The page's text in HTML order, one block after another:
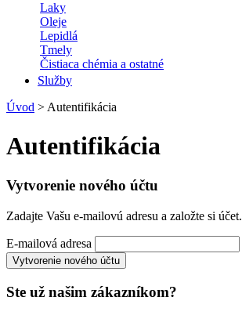
Laky
Oleje
Lepidlá
Tmely
Čistiaca chémia a ostatné
Služby
Úvod > Autentifikácia
Autentifikácia
Vytvorenie nového účtu
Zadajte Vašu e-mailovú adresu a založte si účet.
E-mailová adresa
Vytvorenie nového účtu
Ste už našim zákazníkom?